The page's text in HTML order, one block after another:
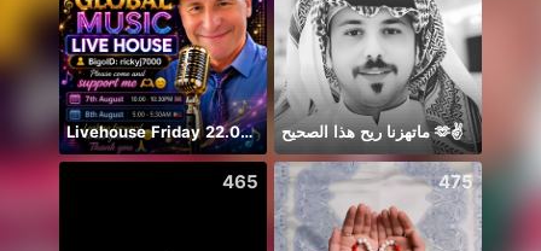
Livehouse Friday 22.00 UK 🇬🇧 ماتهزنا ريح هذا الصحيح 🫶✌️
465 475